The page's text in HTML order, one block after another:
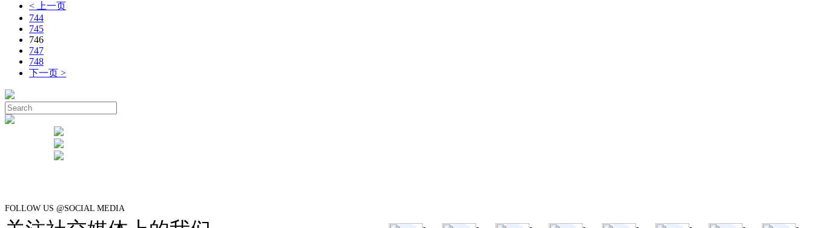
< 上一页
744
745
746
747
748
下一页 >
FOLLOW US @SOCIAL MEDIA